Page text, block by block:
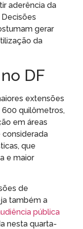
aderência da
gerar
da
DF
extensões
quilômetros,
em áreas
considerada
que
e maior
de
também a
pública
nesta quarta-